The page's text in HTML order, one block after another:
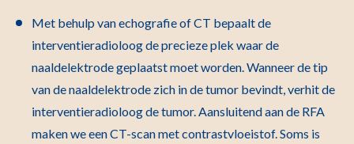
Met behulp van echografie of CT bepaalt de
interventieradioloog de precieze plek waar de
naaldelektrode geplaatst moet worden. Wanneer de tip
van de naaldelektrode zich in de tumor bevindt, verhit de
interventieradioloog de tumor. Aansluitend aan de RFA
maken we een CT-scan met contrastvloeistof. Soms is